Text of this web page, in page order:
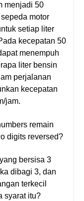
menjadi 50
motor
setiap liter
kecepatan 50
menempuh
liter bensin
perjalanan
kecepatan
jam.
remain
digits reversed?
bersisa 3
dibagi 3, dan
terkecil
syarat itu?